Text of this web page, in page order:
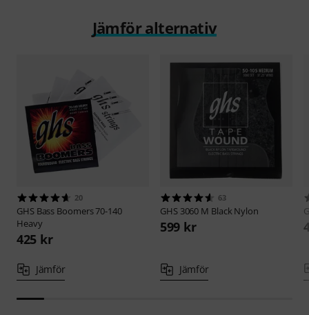
Jämför alternativ
20
GHS Bass Boomers 70-140
Heavy
425 kr
Jämför
63
GHS 3060 M Black Nylon
599 kr
Jämför